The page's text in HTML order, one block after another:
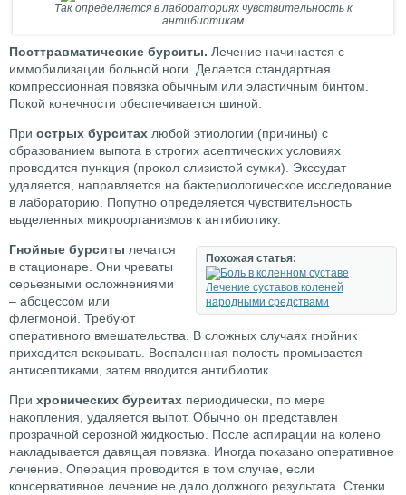
Так определяется в лабораториях чувствительность к
антибиотикам
Посттравматические бурситы. Лечение начинается с
иммобилизации больной ноги. Делается стандартная
компрессионная повязка обычным или эластичным бинтом.
Покой конечности обеспечивается шиной.
При острых бурситах любой этиологии (причины) с
образованием выпота в строгих асептических условиях
проводится пункция (прокол слизистой сумки). Экссудат
удаляется, направляется на бактериологическое исследование
в лабораторию. Попутно определяется чувствительность
выделенных микроорганизмов к антибиотику.
Похожая статья:
Лечение суставов коленей
народными средствами
Гнойные бурситы лечатся
в стационаре. Они чреваты
серьезными осложнениями
– абсцессом или
флегмоной. Требуют
оперативного вмешательства. В сложных случаях гнойник
приходится вскрывать. Воспаленная полость промывается
антисептиками, затем вводится антибиотик.
При хронических бурситах периодически, по мере
накопления, удаляется выпот. Обычно он представлен
прозрачной серозной жидкостью. После аспирации на колено
накладывается давящая повязка. Иногда показано оперативное
лечение. Операция проводится в том случае, если
консервативное лечение не дало должного результата. Стенки